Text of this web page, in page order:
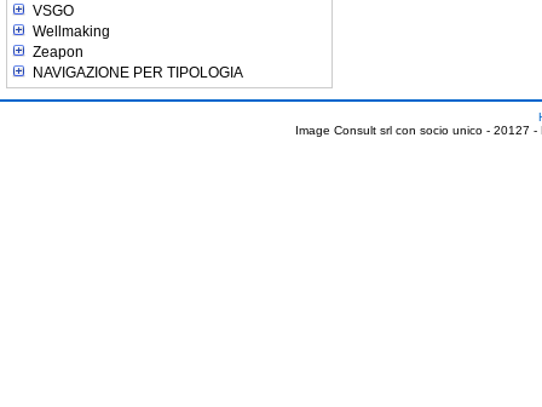
VSGO
Wellmaking
Zeapon
NAVIGAZIONE PER TIPOLOGIA
Image Consult srl con socio unico - 20127